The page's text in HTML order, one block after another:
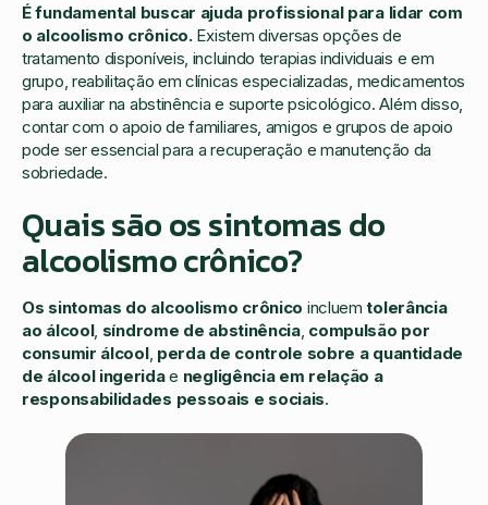
É fundamental buscar ajuda profissional para lidar com
o alcoolismo crônico.Existem diversas opções de
tratamento disponíveis, incluindo terapias individuais e em
grupo, reabilitação em clínicas especializadas, medicamentos
para auxiliar na abstinência e suporte psicológico. Além disso,
contar com o apoio de familiares, amigos e grupos de apoio
pode ser essencial para a recuperação e manutenção da
sobriedade.
Quais são os sintomas do
alcoolismo crônico?
Os sintomas do alcoolismo crônico incluemtolerância
ao álcool, síndrome de abstinência, compulsão por
consumir álcool, perda de controle sobre a quantidade
de álcool ingeridae negligência em relação a
responsabilidades pessoais e sociais.